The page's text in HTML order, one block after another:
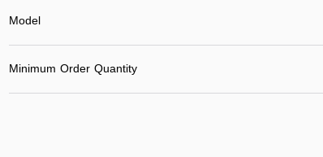
Model
Minimum Order Quantity